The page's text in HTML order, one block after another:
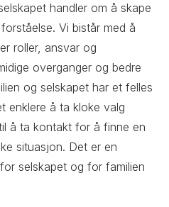
handler om å skape
Vi bistår med å
roller, ansvar og
overganger og bedre
og selskapet har et felles
enklere å ta kloke valg
å ta kontakt for å finne en
situasjon. Det er en
selskapet og for familien